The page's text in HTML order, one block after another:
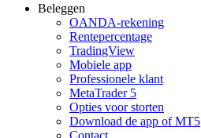
Beleggen
OANDA-rekening
Rentepercentage
TradingView
Mobiele app
Professionele klant
MetaTrader 5
Opties voor storten
Download de app of MT5
Contact